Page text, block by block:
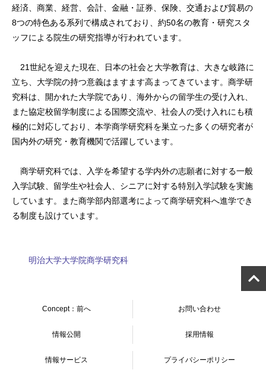
経済、商業、経営、会計、金融・証券、保険、交通および貿易の
8つの特色ある系列で構成されており、約50名の教育・研究スタ
ッフによる院生の研究指導が行われています。
21世紀を迎えた現在、日本の社会と大学教育は、大きな岐路に
立ち、大学院の持つ意義はますます高まってきています。商学研
究科は、開かれた大学院であり、海外からの留学生の受け入れ、
また協定校留学制度による国際交流や、社会人の受け入れにも積
極的に対応しており、本学商学研究科を巣立った多くの研究者が
国内外の研究・教育機関で活躍しています。
商学研究科では、入学を希望する学内外の志願者に対する一般
入学試験、留学生や社会人、シニアに対する特別入学試験を実施
しています。また商学部内部選考によって商学研究科へ進学でき
る制度も設けています。
明治大学大学院商学研究科
Concept：前へ お問い合わせ
情報公開 採用情報
情報サービス プライバシーポリシー